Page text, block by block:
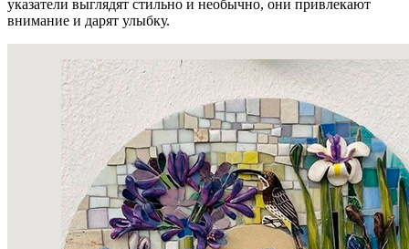
указатели выглядят стильно и необычно, они привлекают
внимание и дарят улыбку.